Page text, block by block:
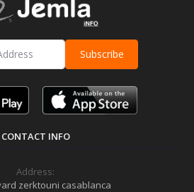
Subscribe
CONTACT INFO
Address:
zerktouni casablanca